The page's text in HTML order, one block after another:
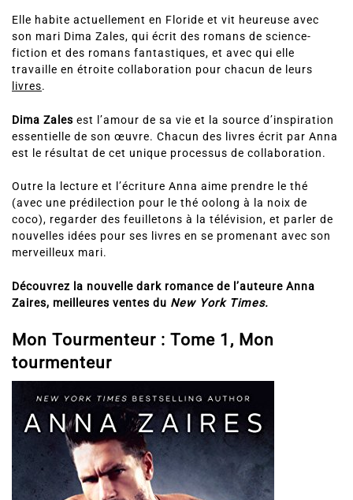
Elle habite actuellement en Floride et vit heureuse avec
son mari Dima Zales, qui écrit des romans de science-
fiction et des romans fantastiques, et avec qui elle
travaille en étroite collaboration pour chacun de leurs
livres.
Dima Zales est l’amour de sa vie et la source d’inspiration
essentielle de son œuvre. Chacun des livres écrit par Anna
est le résultat de cet unique processus de collaboration.
Outre la lecture et l’écriture Anna aime prendre le thé
(avec une prédilection pour le thé oolong à la noix de
coco), regarder des feuilletons à la télévision, et parler de
nouvelles idées pour ses livres en se promenant avec son
merveilleux mari.
Découvrez la nouvelle dark romance de l’auteure Anna
Zaires, meilleures ventes du New York Times.
Mon Tourmenteur : Tome 1, Mon
tourmenteur